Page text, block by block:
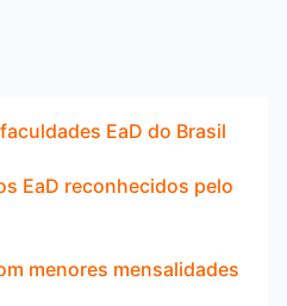
EaD do Brasil
EaD reconhecidos pelo
menores mensalidades